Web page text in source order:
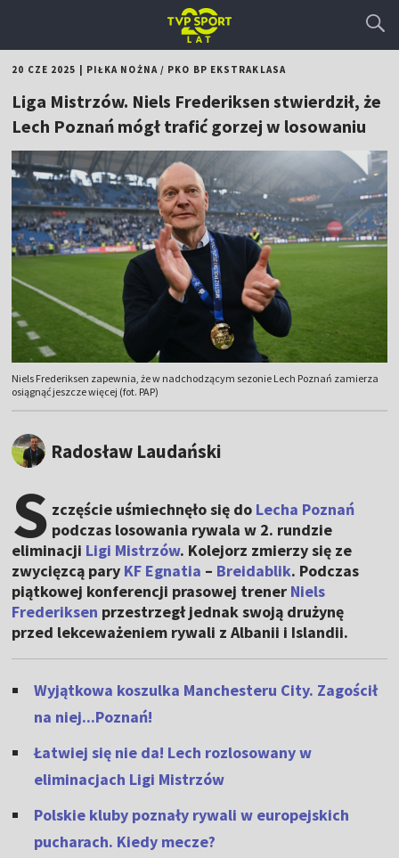
20 CZE 2025 PIŁKA NOŻNA/ PKO BP EKSTRAKLASA
Liga Mistrzów. Niels Frederiksen stwierdził, że
Lech Poznań mógł trafić gorzej w losowaniu
Niels Frederiksen zapewnia, że w nadchodzącym sezonie Lech Poznań zamierza
osiągnąć jeszcze więcej (fot. PAP)
Radosław Laudański
S zczęście uśmiechnęło się do Lecha Poznań
podczas losowania rywala w 2. rundzie
eliminacji Ligi Mistrzów. Kolejorz zmierzy się ze
zwycięzcą pary KF Egnatia – Breidablik. Podczas
piątkowej konferencji prasowej trener Niels
Frederiksen przestrzegł jednak swoją drużynę
przed lekceważeniem rywali z Albanii i Islandii.
Wyjątkowa koszulka Manchesteru City. Zagościł
na niej...Poznań!
Łatwiej się nie da! Lech rozlosowany w
eliminacjach Ligi Mistrzów
Polskie kluby poznały rywali w europejskich
pucharach. Kiedy mecze?